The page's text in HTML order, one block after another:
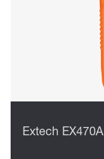
Extech EX470A